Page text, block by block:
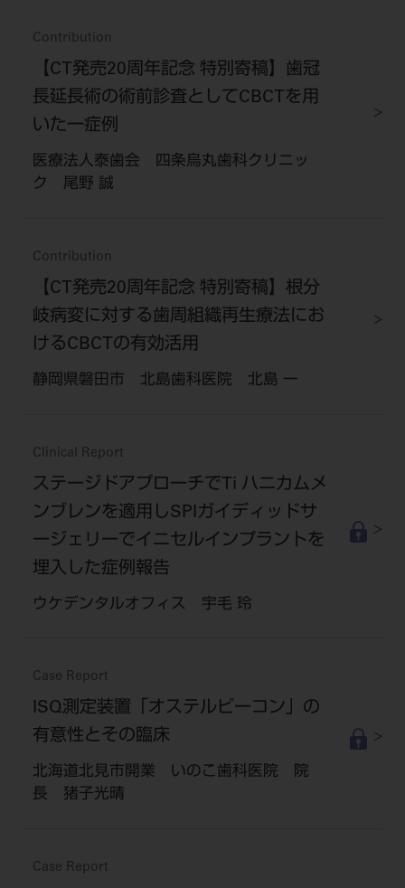
Contribution
【CT発売20周年記念 特別寄稿】歯冠
長延長術の術前診査としてCBCTを用
いた一症例
医療法人泰歯会 四条烏丸歯科クリニッ
ク 尾野 誠
Contribution
【CT発売20周年記念 特別寄稿】根分
岐病変に対する歯周組織再生療法にお
けるCBCTの有効活用
静岡県磐田市 北島歯科医院 北島 一
Clinical Report
ステージドアプローチでTi ハニカムメ
ンブレンを適用しSPIガイディッドサ
ージェリーでイニセルインプラントを
埋入した症例報告
ウケデンタルオフィス 宇毛 玲
Case Report
ISQ測定装置「オステルビーコン」の
有意性とその臨床
北海道北見市開業 いのこ歯科医院 院
長 猪子光晴
Case Report